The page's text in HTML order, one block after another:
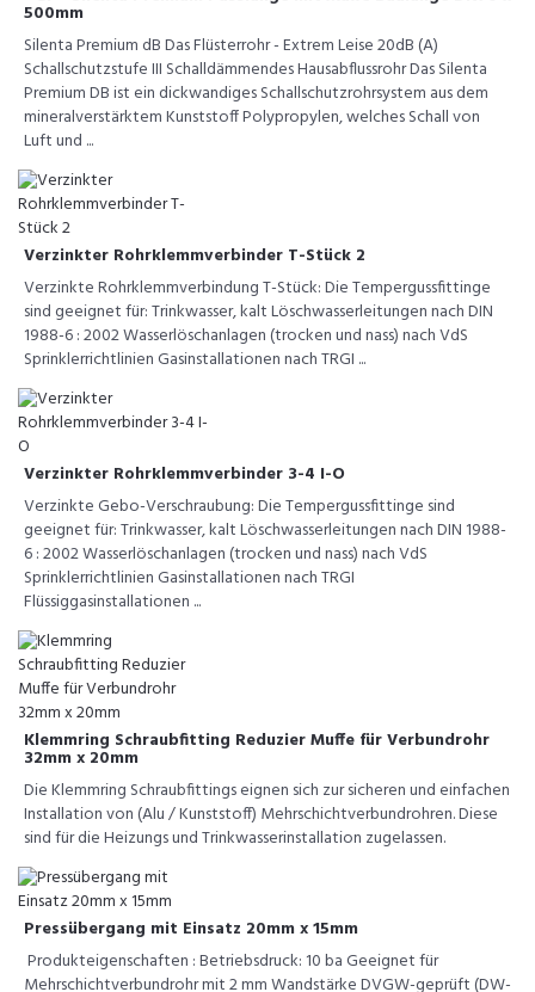
500mm
Silenta Premium dB Das Flüsterrohr - Extrem Leise 20dB (A)
Schallschutzstufe III Schalldämmendes Hausabflussrohr Das Silenta
Premium DB ist ein dickwandiges Schallschutzrohrsystem aus dem
mineralverstärktem Kunststoff Polypropylen, welches Schall von
Luft und ...
Verzinkter Rohrklemmverbinder T-Stück 2
Verzinkte Rohrklemmverbindung T-Stück: Die Tempergussfittinge
sind geeignet für: Trinkwasser, kalt Löschwasserleitungen nach DIN
1988-6 : 2002 Wasserlöschanlagen (trocken und nass) nach VdS
Sprinklerrichtlinien Gasinstallationen nach TRGI ...
Verzinkter Rohrklemmverbinder 3-4 I-O
Verzinkte Gebo-Verschraubung: Die Tempergussfittinge sind
geeignet für: Trinkwasser, kalt Löschwasserleitungen nach DIN 1988-
6 : 2002 Wasserlöschanlagen (trocken und nass) nach VdS
Sprinklerrichtlinien Gasinstallationen nach TRGI
Flüssiggasinstallationen ...
Klemmring Schraubfitting Reduzier Muffe für Verbundrohr
32mm x 20mm
Die Klemmring Schraubfittings eignen sich zur sicheren und einfachen
Installation von (Alu / Kunststoff) Mehrschichtverbundrohren. Diese
sind für die Heizungs und Trinkwasserinstallation zugelassen.
Pressübergang mit Einsatz 20mm x 15mm
Produkteigenschaften : Betriebsdruck: 10 ba Geeignet für
Mehrschichtverbundrohr mit 2 mm Wandstärke DVGW-geprüft (DW-